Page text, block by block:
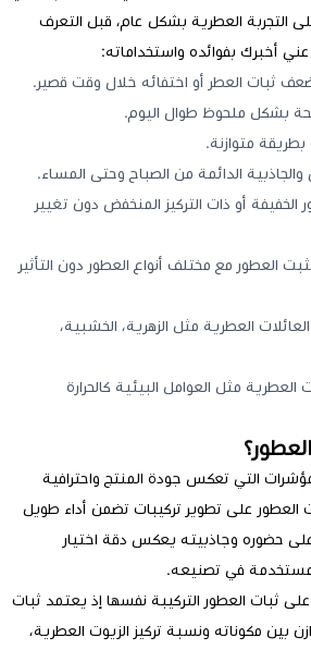
التجربة العطرية بشكل عام، قبل التعرف
أخبرك بفوائده واستخداماته:
ثبات العطر أو اختفائه خلال وقت قصير.
بشكل ملحوظ طوال اليوم.
بطريقة متوازنة.
الدائمة من الصباح وحتى المساء.
الخفيفة أو ذات التركيز المنخفض دون تغيير
العطور مع مختلف أنواع العطور دون التأثير
العطرية مثل الزهرية، الخشبية،
مثل العوامل البيئية كالحرارة
التي تعكس جودة المنتج واحترافية
العطور على تطوير تركيبات تضمن أداء طويل
على حضوره وجاذبيته يعكس دقة اختيار
في تصنيعه.
على ثبات العطور التركيبة نفسها إذ يعتمد ثبات
بين مكوناته ونسبة تركيز الزيوت العطرية،